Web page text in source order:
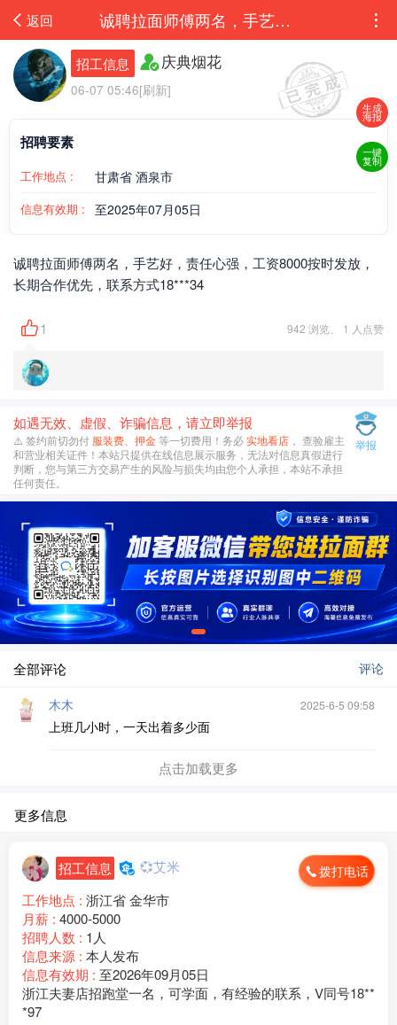
生成
海报
一键
复制
返回 诚聘拉面师傅两名，手艺好，责任心强，工资8000按时发放，长期合作优先，联系方式1879...
招工信息 庆典烟花
06-07 05:46[刷新]
招聘要素
工作地点 : 甘肃省 酒泉市
信息有效期 : 至2025年07月05日
诚聘拉面师傅两名，手艺好，责任心强，工资8000按时发放，
长期合作优先，联系方式18***34
1 942 浏览、 1 人点赞
如遇无效、虚假、诈骗信息，请立即举报
⚠️ 签约前切勿付 服装费、押金等一切费用！务必实地看店 ， 查验雇主
和营业相关证件！本站只提供在线信息展示服务，无法对信息真假进行
判断，您与第三方交易产生的风险与损失均由您个人承担，本站不承担
任何责任。
举报
全部评论 评论
木木 2025-6-5 09:58
上班几小时，一天出着多少面
点击加载更多
更多信息
招工信息 💞艾米 拨打电话
工作地点 : 浙江省 金华市
月薪 : 4000-5000
招聘人数 : 1人
信息来源 : 本人发布
信息有效期 : 至2026年09月05日
浙江夫妻店招跑堂一名，可学面，有经验的联系，V同号18**
*97